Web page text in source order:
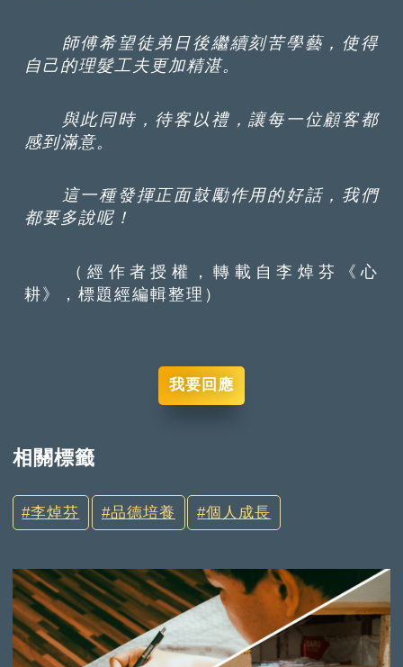
師傅希望徒弟日後繼續刻苦學藝，使得
自己的理髮工夫更加精湛。
與此同時，待客以禮，讓每一位顧客都
感到滿意。
這一種發揮正面鼓勵作用的好話，我們
都要多說呢！
（經作者授權，轉載自李焯芬《心
耕》，標題經編輯整理）
我要回應
相關標籤
李焯芬 品德培養 個人成長